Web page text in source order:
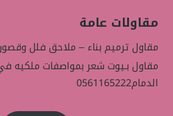
مقاولات عامة
مقاول ترميم بناء – ملاحق فلل
مقاول بـيوت شعر بمواصفات ملكيه
الدمام0561165222